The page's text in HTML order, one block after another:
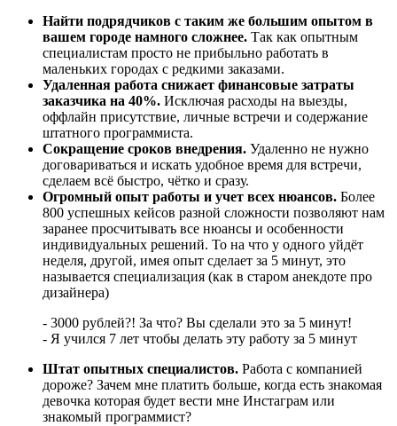
Найти подрядчиков с таким же большим опытом в
вашем городе намного сложнее. Так как опытным
специалистам просто не прибыльно работать в
маленьких городах с редкими заказами.
Удаленная работа снижает финансовые затраты
заказчика на 40%. Исключая расходы на выезды,
оффлайн присутствие, личные встречи и содержание
штатного программиста.
Сокращение сроков внедрения. Удаленно не нужно
договариваться и искать удобное время для встречи,
сделаем всё быстро, чётко и сразу.
Огромный опыт работы и учет всех нюансов. Более
800 успешных кейсов разной сложности позволяют нам
заранее просчитывать все нюансы и особенности
индивидуальных решений. То на что у одного уйдёт
неделя, другой, имея опыт сделает за 5 минут, это
называется специализация (как в старом анекдоте про
дизайнера)
- 3000 рублей?! За что? Вы сделали это за 5 минут!
- Я учился 7 лет чтобы делать эту работу за 5 минут
Штат опытных специалистов. Работа с компанией
дороже? Зачем мне платить больше, когда есть знакомая
девочка которая будет вести мне Инстаграм или
знакомый программист?